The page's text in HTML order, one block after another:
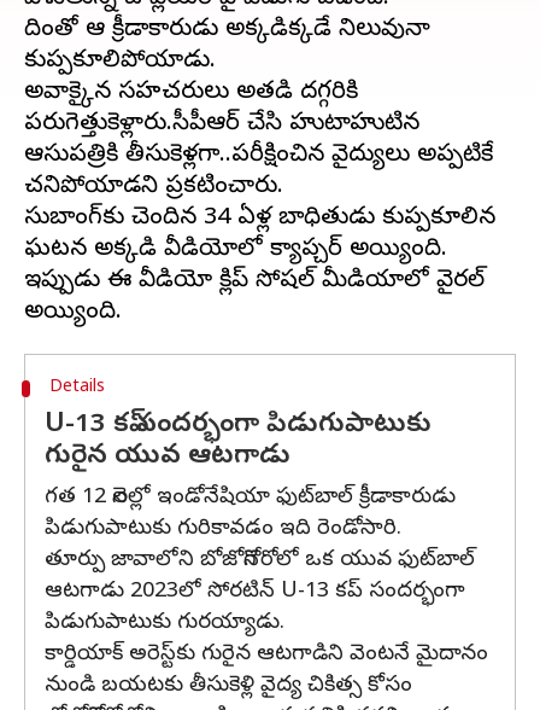
దింతో ఆ క్రీడాకారుడు అక్కడిక్కడే నిలువునా
కుప్పకూలిపోయాడు.
అవాక్కైన సహచరులు అతడి దగ్గరికి
పరుగెత్తుకెళ్లారు.సీపీఆర్ చేసి హుటాహుటిన
ఆసుపత్రికి తీసుకెళ్లగా..పరీక్షించిన వైద్యులు అప్పటికే
చనిపోయాడని ప్రకటించారు.
సుబాంగ్‌కు చెందిన 34 ఏళ్ల బాధితుడు కుప్పకూలిన
ఘటన అక్కడి వీడియోలో క్యాప్చర్ అయ్యింది.
ఇప్పుడు ఈ వీడియో క్లిప్ సోషల్ మీడియాలో వైరల్
Details
U-13 కప్ సందర్భంగా పిడుగుపాటుకు
గురైన యువ ఆటగాడు
గత 12 నెలల్లో ఇండోనేషియా ఫుట్‌బాల్ క్రీడాకారుడు
పిడుగుపాటుకు గురికావడం ఇది రెండోసారి.
తూర్పు జావాలోని బోజోనెగోరోలో ఒక యువ ఫుట్‌బాల్
ఆటగాడు 2023లో సోరటిన్ U-13 కప్ సందర్భంగా
పిడుగుపాటుకు గురయ్యాడు.
కార్డియాక్ అరెస్ట్‌కు గురైన ఆటగాడిని వెంటనే మైదానం
నుండి బయటకు తీసుకెళ్లి వైద్య చికిత్స కోసం